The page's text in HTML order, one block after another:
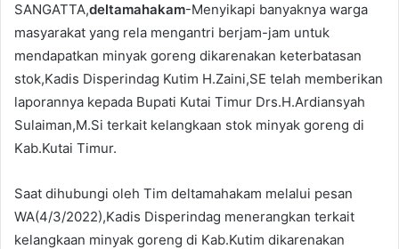
SANGATTA,deltamahakam-Menyikapi banyaknya warga
masyarakat yang rela mengantri berjam-jam untuk
mendapatkan minyak goreng dikarenakan keterbatasan
stok,Kadis Disperindag Kutim H.Zaini,SE telah memberikan
laporannya kepada Bupati Kutai Timur Drs.H.Ardiansyah
Sulaiman,M.Si terkait kelangkaan stok minyak goreng di
Kab.Kutai Timur.
Saat dihubungi oleh Tim deltamahakam melalui pesan
WA(4/3/2022),Kadis Disperindag menerangkan terkait
kelangkaan minyak goreng di Kab.Kutim dikarenakan